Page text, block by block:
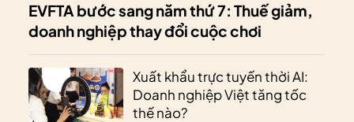
EVFTA bước sang năm thứ 7: Thuế giảm,
doanh nghiệp thay đổi cuộc chơi
Xuất khẩu trực tuyến thời AI:
Doanh nghiệp Việt tăng tốc
thế nào?